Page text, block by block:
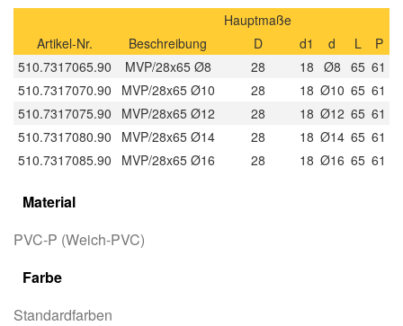
Hauptmaße
Artikel-Nr.
Beschreibung D d1 d L
P
510.7317065.90
MVP/28x65 Ø8 28 18 Ø8 65 61
510.7317070.90
MVP/28x65 Ø10 28 18 Ø10 65 61
510.7317075.90
MVP/28x65 Ø12 28 18 Ø12 65 61
510.7317080.90
MVP/28x65 Ø14 28 18 Ø14 65 61
510.7317085.90
MVP/28x65 Ø16 28 18 Ø16 65 61
Material
PVC-P (Weich-PVC)
Farbe
Standardfarben